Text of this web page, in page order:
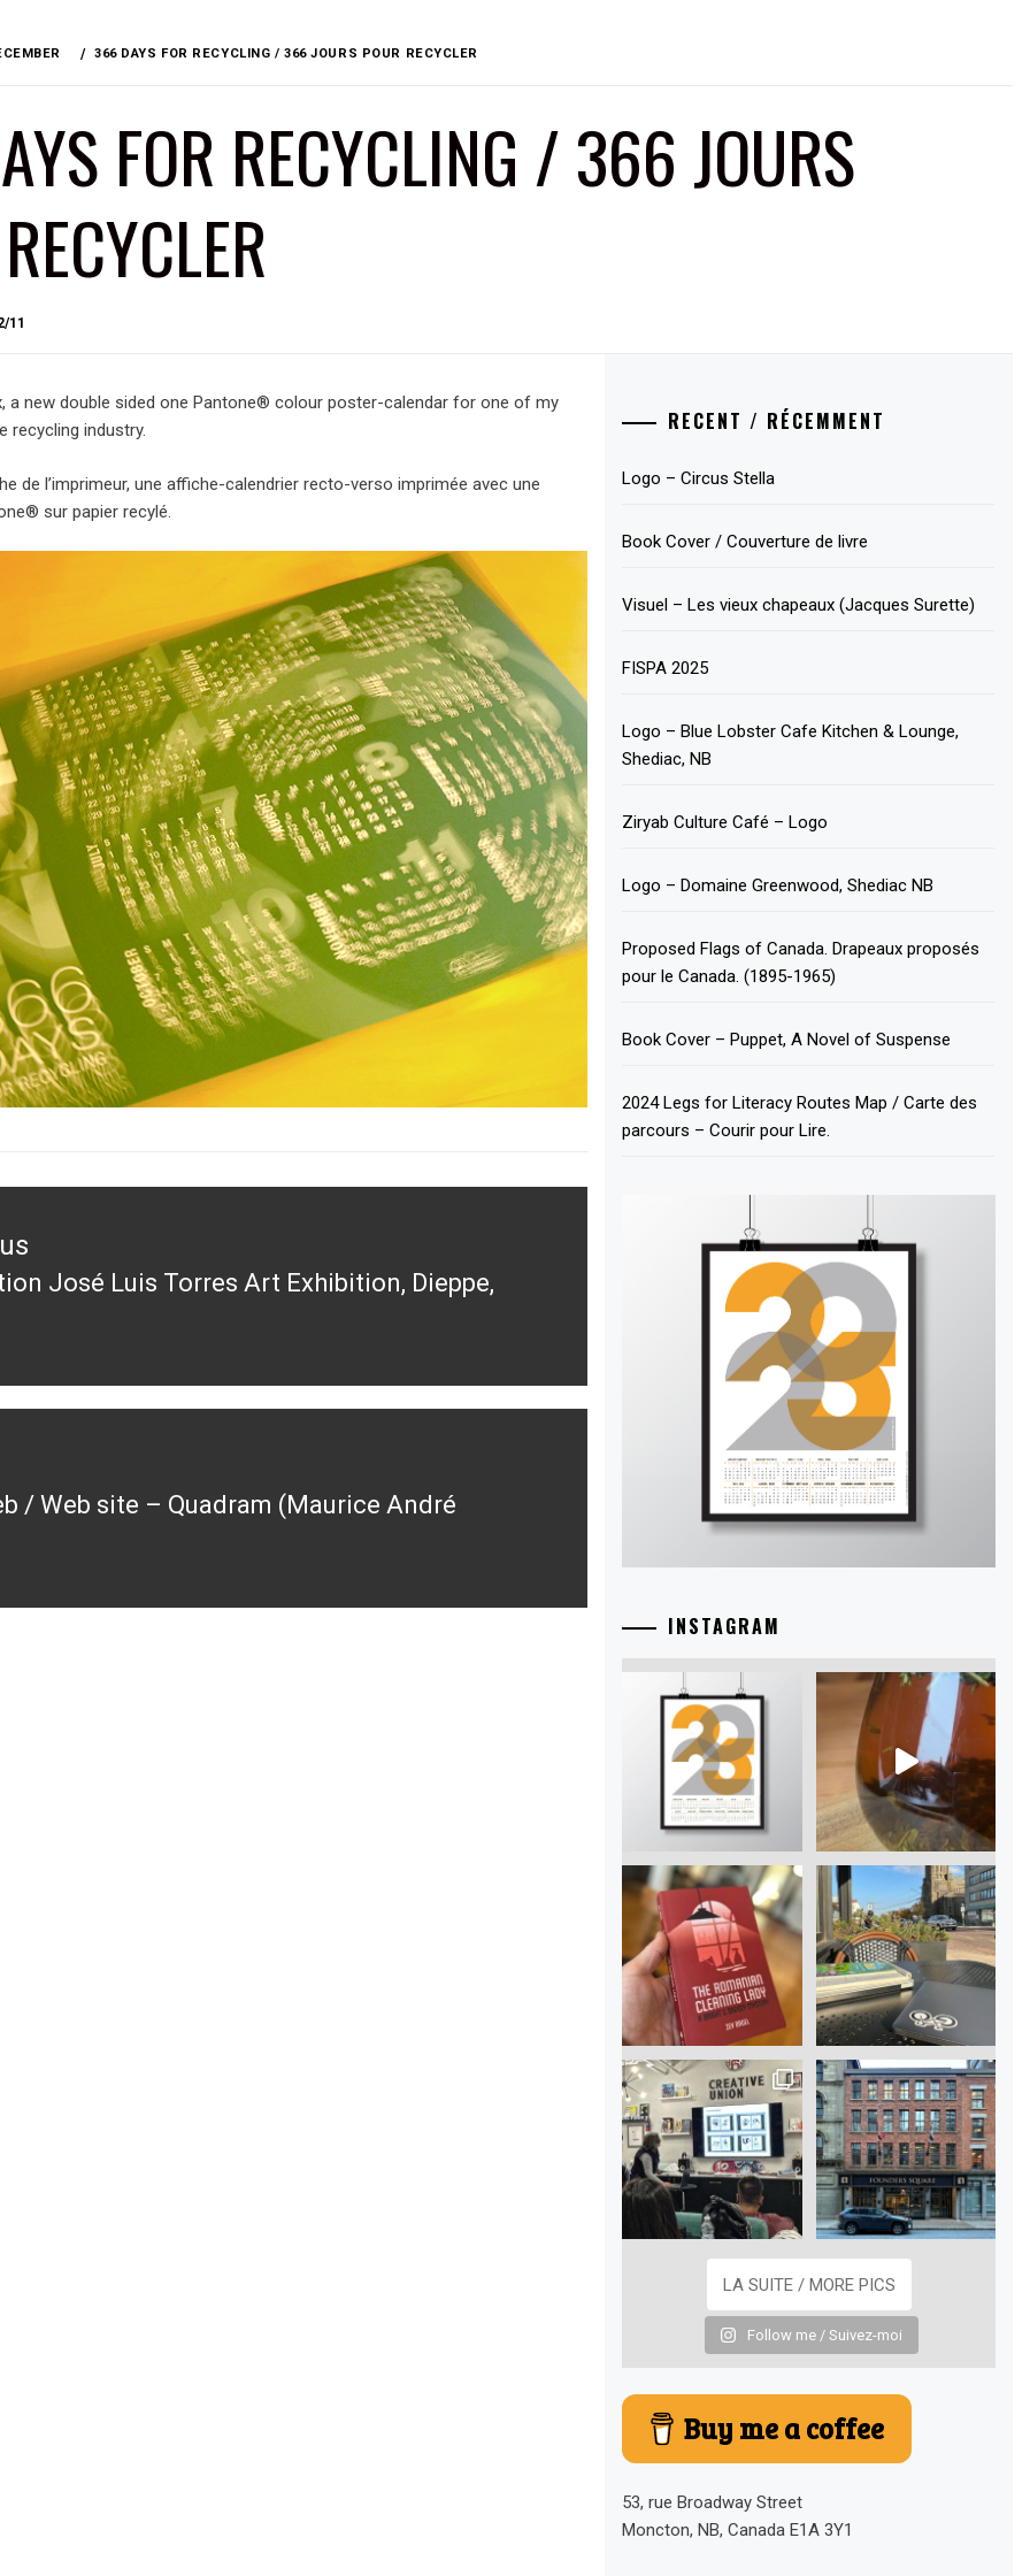
366 DAYS FOR RECYCLING / 366 JOURS POUR RECYCLER
FOR RECYCLING / 366 JOURS
11
a new double sided one Pantone® colour poster-calendar for one of my
recycling industry.
de l’imprimeur, une affiche-calendrier recto-verso imprimée avec une
sur papier recylé.
José Luis Torres Art Exhibition, Dieppe,
/ Web site – Quadram (Maurice André
RECENT / RÉCEMMENT
Logo – Circus Stella
Book Cover / Couverture de livre
Visuel – Les vieux chapeaux (Jacques Surette)
FISPA 2025
Logo – Blue Lobster Cafe Kitchen & Lounge,
Shediac, NB
Ziryab Culture Café – Logo
Logo – Domaine Greenwood, Shediac NB
Proposed Flags of Canada. Drapeaux proposés
pour le Canada. (1895-1965)
Book Cover – Puppet, A Novel of Suspense
2024 Legs for Literacy Routes Map / Carte des
parcours – Courir pour Lire.
INSTAGRAM
LA SUITE / MORE PICS
Follow me / Suivez-moi
Buy me a coffee
53, rue Broadway Street
Moncton, NB, Canada E1A 3Y1